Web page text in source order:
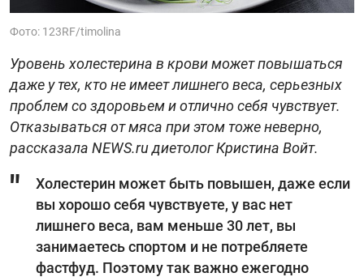
Фото: 123RF/timolina
Уровень холестерина в крови может повышаться
даже у тех, кто не имеет лишнего веса, серьезных
проблем со здоровьем и отлично себя чувствует.
Отказываться от мяса при этом тоже неверно,
рассказала NEWS.ru диетолог Кристина Войт.
Холестерин может быть повышен, даже если
вы хорошо себя чувствуете, у вас нет
лишнего веса, вам меньше 30 лет, вы
занимаетесь спортом и не потребляете
фастфуд. Поэтому так важно ежегодно